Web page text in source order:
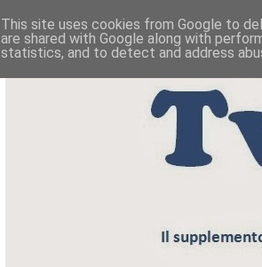
This site uses cookies from Google to
are shared with Google along with
statistics, and to detect and address